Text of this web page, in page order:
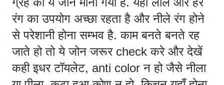
रंग का उपयोग अच्छा रहता है और नीले रंग होने
से परेशानी होना सम्भव है. काम बनते बनते रह
जाते हो तो ये जोन जरूर check करे और देखें
कही इधर टॉयलेट, anti color न हो जैसे नीला